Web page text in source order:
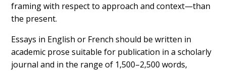
framing with respect to approach and context—than
the present.
Essays in English or French should be written in
academic prose suitable for publication in a scholarly
journal and in the range of 1,500–2,500 words,